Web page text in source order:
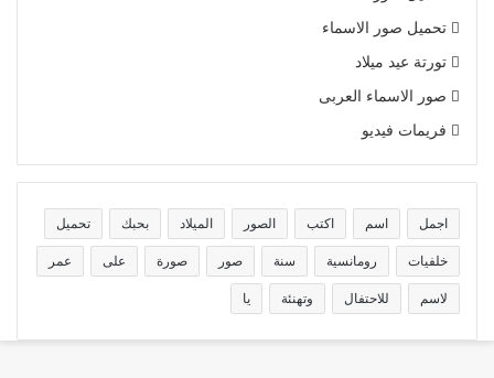
تحميل صور الاسماء
تورتة عيد ميلاد
صور الاسماء العربى
فريمات فيديو
اجمل اسم اكتب الصور الميلاد بحبك تحميل
خلفيات رومانسية سنة صور صورة على عمر
لاسم للاحتفال وتهنئة يا